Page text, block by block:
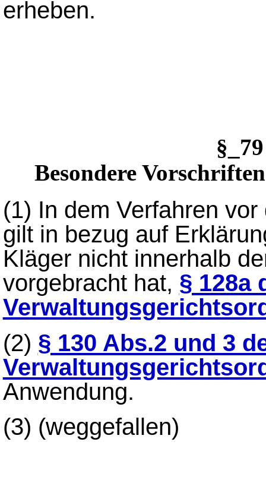
erheben.
Besondere
(1) In dem Verfahren
gilt in bezug auf
Kläger nicht innerhalb
vorgebracht hat, § 128a
(2) § 130 Abs.2 und 3
Anwendung.
(3) (weggefallen)